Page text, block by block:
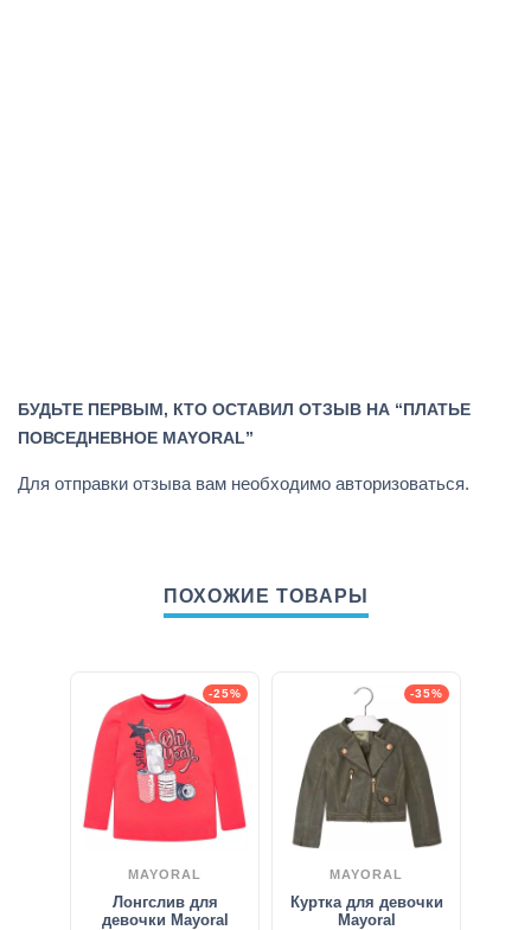
БУДЬТЕ ПЕРВЫМ, КТО ОСТАВИЛ ОТЗЫВ НА “ПЛАТЬЕ
ПОВСЕДНЕВНОЕ MAYORAL”
Для отправки отзыва вам необходимо авторизоваться.
ПОХОЖИЕ ТОВАРЫ
-25%
MAYORAL
Лонгслив для
девочки Mayoral
-35%
MAYORAL
Куртка для девочки
Mayoral